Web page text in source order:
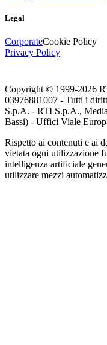
Legal
CorporateCookie Policy
Privacy Policy
Copyright © 1999-2026
03976881007 - Tutti i
S.p.A. - RTI S.p.A.,
Bassi) - Uffici Viale
Rispetto ai contenuti e ai
vietata ogni utilizzazione
intelligenza artificiale
utilizzare mezzi